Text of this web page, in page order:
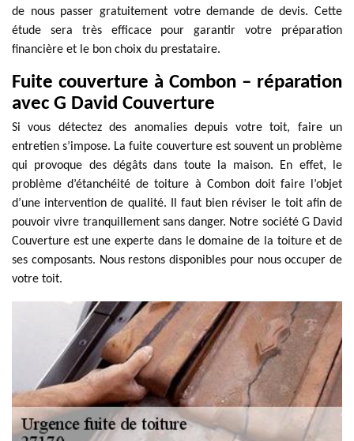
de nous passer gratuitement votre demande de devis. Cette
étude sera très efficace pour garantir votre préparation
financière et le bon choix du prestataire.
Fuite couverture à Combon – réparation
avec G David Couverture
Si vous détectez des anomalies depuis votre toit, faire un
entretien s’impose. La fuite couverture est souvent un problème
qui provoque des dégâts dans toute la maison. En effet, le
problème d’étanchéité de toiture à Combon doit faire l’objet
d’une intervention de qualité. Il faut bien réviser le toit afin de
pouvoir vivre tranquillement sans danger. Notre société G David
Couverture est une experte dans le domaine de la toiture et de
ses composants. Nous restons disponibles pour nous occuper de
votre toit.